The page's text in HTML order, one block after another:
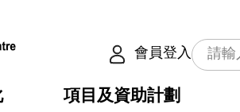
會員登入
項目及資助計劃